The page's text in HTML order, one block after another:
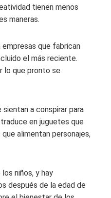
tienen menos
maneras.
empresas que fabrican
el más reciente.
lo que pronto se
a conspirar para
en juguetes que
alimentan personajes,
niños, y hay
después de la edad de